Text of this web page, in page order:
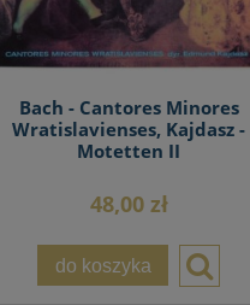
Bach - Cantores Minores
Wratislavienses, Kajdasz -
Motetten II
48,00 zł
do koszyka